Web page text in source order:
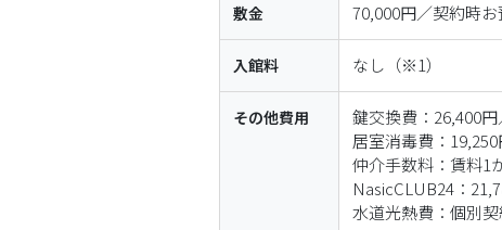
敷金 70,000円／契約時お
入館料 なし （※1）
その他費用
鍵交換費：26,400円
居室消毒費：19,250
仲介手数料：賃料1
NasicCLUB24：
水道光熱費：個別契